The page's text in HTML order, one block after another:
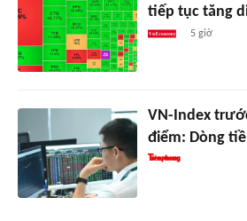
tiếp tục tăng
5 giờ
VN-Index
điểm: Dòng